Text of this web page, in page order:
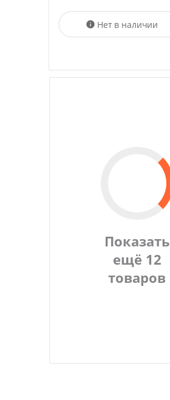
Нет в наличии

Показать
ещё 12
товаров